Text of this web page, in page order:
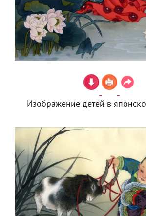
Изображение детей в